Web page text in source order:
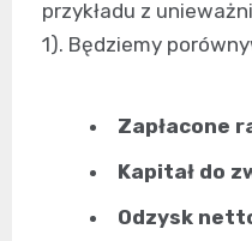
przykładu z
1). Będziemy
Zapłacone
Kapitał do
Odzysk